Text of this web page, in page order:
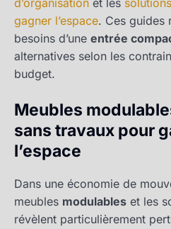
d’organisation et les
gagner l’espace. Ces guides
besoins d’une entrée
alternatives selon les
budget.
Meubles
sans travaux pour
l’espace
Dans une économie de
meubles modulables et les
révèlent particulièrement